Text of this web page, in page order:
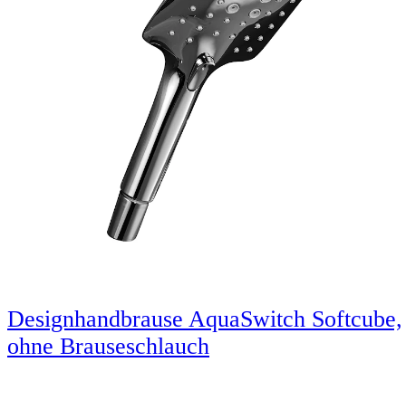
Designhandbrause AquaSwitch Softcube,
ohne Brauseschlauch